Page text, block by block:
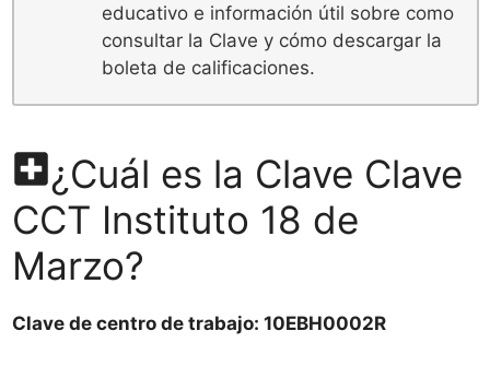
educativo e información útil sobre como
consultar la Clave y cómo descargar la
boleta de calificaciones.
¿Cuál es la Clave Clave
CCT Instituto 18 de
Marzo?
Clave de centro de trabajo: 10EBH0002R